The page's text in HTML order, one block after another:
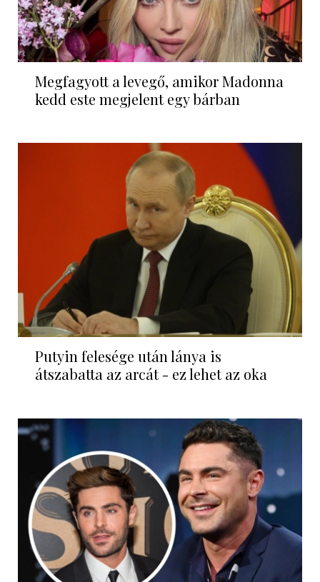
Megfagyott a levegő, amikor Madonna
kedd este megjelent egy bárban
Putyin felesége után lánya is
átszabatta az arcát - ez lehet az oka